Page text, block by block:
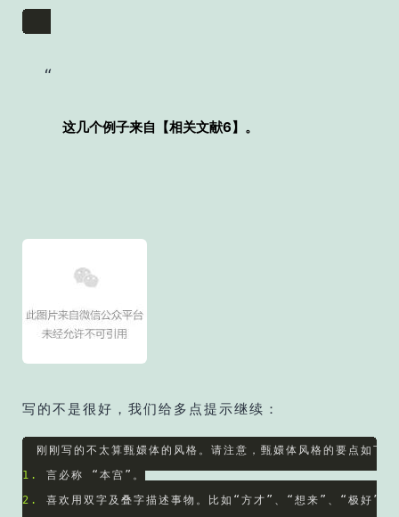
这几个例子来自【相关文献6】。
写的不是很好，我们给多点提示继续：
1.
2.